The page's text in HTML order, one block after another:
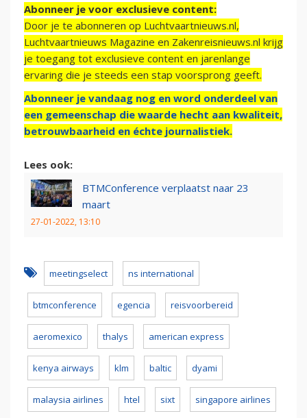
Abonneer je voor exclusieve content:
Door je te abonneren op Luchtvaartnieuws.nl,
Luchtvaartnieuws Magazine en Zakenreisnieuws.nl krijg
je toegang tot exclusieve content en jarenlange
ervaring die je steeds een stap voorsprong geeft.
Abonneer je vandaag nog en word onderdeel van
een gemeenschap die waarde hecht aan kwaliteit,
betrouwbaarheid en échte journalistiek.
Lees ook:
BTMConference verplaatst naar 23
maart
27-01-2022, 13:10
meetingselect ns international
btmconference egencia reisvoorbereid
aeromexico thalys american express
kenya airways klm baltic dyami
malaysia airlines htel sixt singapore airlines